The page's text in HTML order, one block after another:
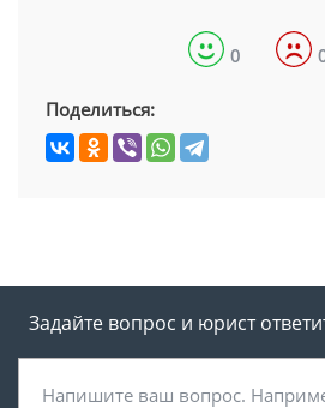
0
Поделиться:
Задайте вопрос и юрист